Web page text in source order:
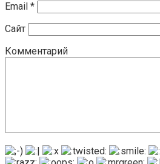
Email *
Сайт
Комментарий